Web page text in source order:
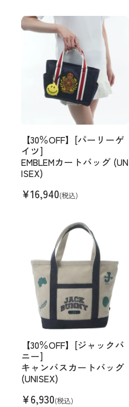
【30％OFF】[パーリーゲ
イツ]
EMBLEMカートバッグ (UN
ISEX)
¥16,940(税込)
【30％OFF】[ジャックバ
ニー]
キャンバスカートバッグ
(UNISEX)
¥6,930(税込)